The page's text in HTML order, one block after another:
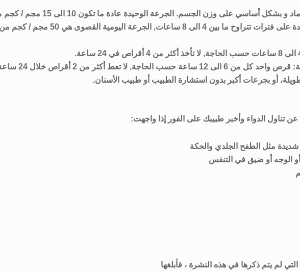
يتم تحديد جرعة الباراسيتامول بالإعتماد و بشكل أساسي على وزن الجسم. الجرعة الوحيدة عادة ما
وزن الجسم. يتم تكرار الجرعة الوحيدة على فترات تتراوح ما بين 4 الى 8 ساعات, الجرعة اليومية القصوى هي 50 مجم / كجم من
أو بجرعات أكبر بدون استشارة الطبيب أو طبيب الأسنان.
تناول الدواء وأخبر طبيبك على الفور إذا واجهت:
مثل الطفح الجلدي والحكة
الوجه أو ضيق في التنفس
لم يتم ذكرها في هذه النشرة ، فأبلغها